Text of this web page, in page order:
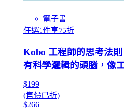
電子書
任選1件享75折
Kobo 工程師的思考法
有科學邏輯的頭腦，像
$199
(售價已折)
$266